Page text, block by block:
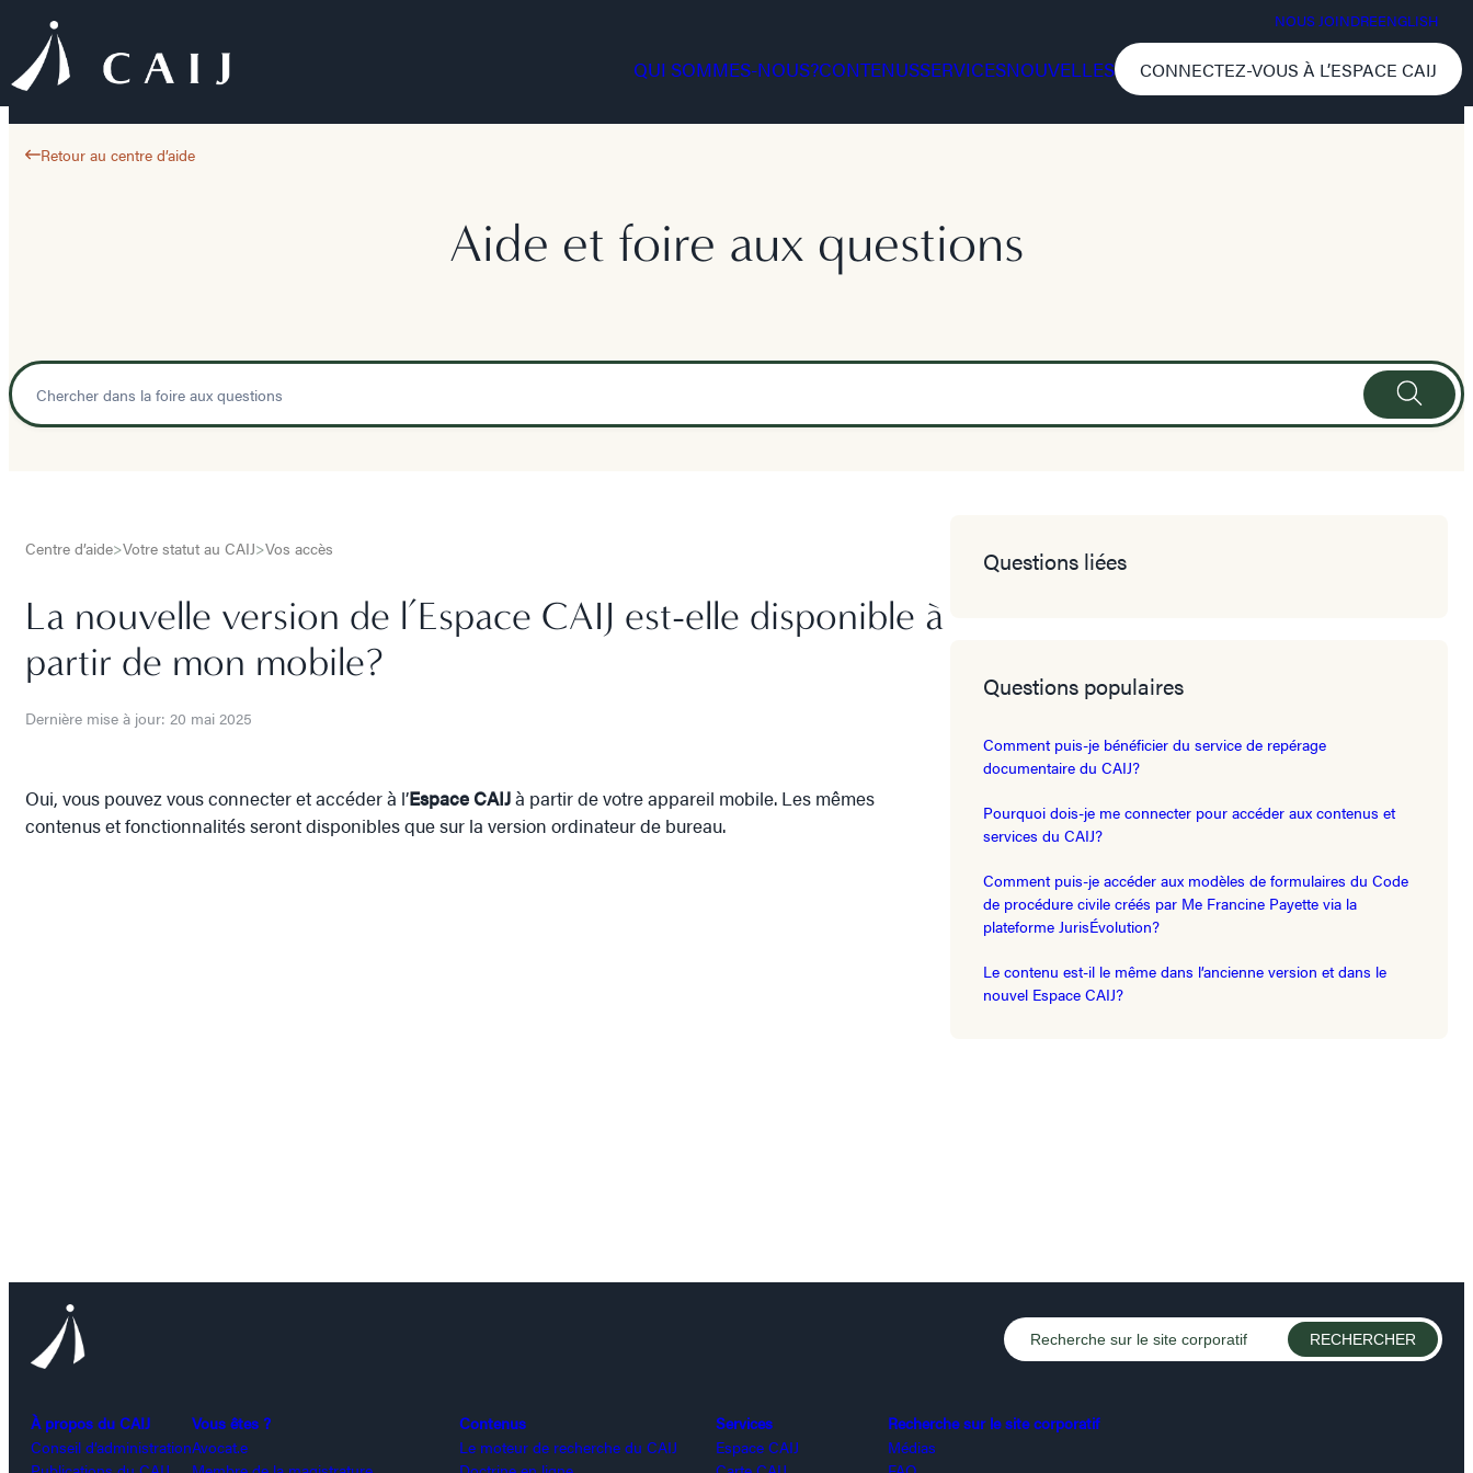
NOUS JOINDREENGLISH
QUI SOMMES-NOUS?CONTENUSSERVICESNOUVELLES CONNECTEZ-VOUS À L’ESPACE CAIJ
Retour au centre d’aide
Aide et foire aux questions
Centre d’aide>Votre statut au CAIJ>Vos accès
La nouvelle version de l’Espace CAIJ est-elle disponible à
partir de mon mobile?
Dernière mise à jour: 20 mai 2025
Oui, vous pouvez vous connecter et accéder à l’Espace CAIJà partir de votre appareil mobile. Les mêmes
contenus et fonctionnalités seront disponibles que sur la version ordinateur de bureau.
Questions liées
Questions populaires
Comment puis-je bénéficier du service de repérage
documentaire du CAIJ?
Pourquoi dois-je me connecter pour accéder aux contenus et
services du CAIJ?
Comment puis-je accéder aux modèles de formulaires du Code
de procédure civile créés par Me Francine Payette via la
plateforme JurisÉvolution?
Le contenu est-il le même dans l’ancienne version et dans le
nouvel Espace CAIJ?
À propos du CAIJ
Conseil d’administration
Vous êtes ?
Avocat.e
Contenus
Le moteur de recherche du CAIJ
Services
Espace CAIJ
Recherche sur le site corporatif
Médias